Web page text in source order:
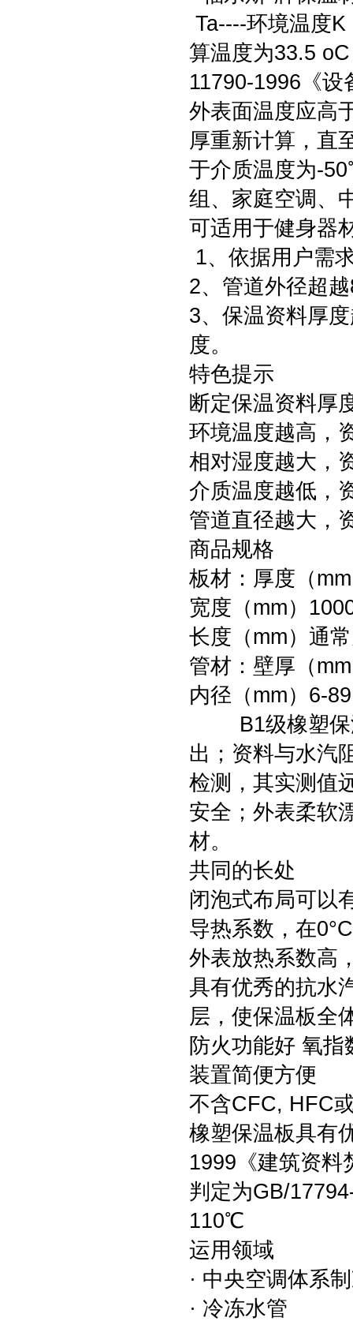
Ta----环境温度
算温度为33.5
11790-1996《
外表面温度应高
厚重新计算，直
于介质温度为-
组、家庭空调、
可适用于健身器
1、依据用户需
2、管道外径超
3、保温资料厚
度。
特色提示
断定保温资料厚
环境温度越高，
相对湿度越大，
介质温度越低，
管道直径越大，
商品规格
板材：厚度（
宽度（mm）
长度（mm）通
管材：壁厚（
内径（mm）6-89
B1级橡塑保温
出；资料与水汽
检测，其实测值
安全；外表柔软
材。
共同的长处
闭泡式布局可以
导热系数，在
外表放热系数高
具有优秀的抗水
层，使保温板全
防火功能好 氧指
装置简便方便
不含CFC, HFC
橡塑保温板具有
1999《建筑资料
判定为GB/
110℃
运用领域
· 中央空调体系
· 冷冻水管